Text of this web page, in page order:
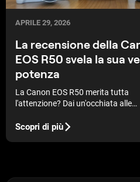
APRILE 29, 2026
La recensione della
EOS R50 svela la sua
potenza
La Canon EOS R50 merita tutta
l'attenzione? Dai un'occhiata alle
per capire se questa fotocamera è
Scopri di più